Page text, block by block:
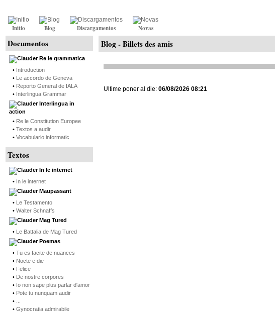
Initio Blog Discargamentos Novas
Documentos
Re le grammatica
• Introduction
• Le accordo de Geneva
• Reporto General de IALA
• Interlingua Grammar
Interlingua in
action
• Re le Constitution Europee
• Textos a audir
• Vocabulario informatic
Textos
In le internet
• In le internet
Maupassant
• Le Testamento
• Walter Schnaffs
Mag Tured
• Le Battalia de Mag Tured
Poemas
• Tu es facite de nuances
• Nocte e die
• Felice
• De nostre corpores
• Io non sape plus parlar d'amor
• Pote tu nunquam audir
•
• Gynocratia admirabile
Blog - Billets des amis
Ultime poner al die: 06/08/2026 08:21